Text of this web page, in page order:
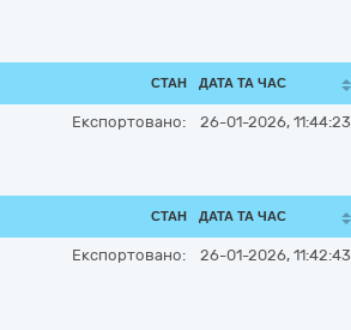
СТАН ДАТА ТА ЧАС
Експортовано: 26-01-2026, 11:44:23
СТАН ДАТА ТА ЧАС
Експортовано: 26-01-2026, 11:42:43